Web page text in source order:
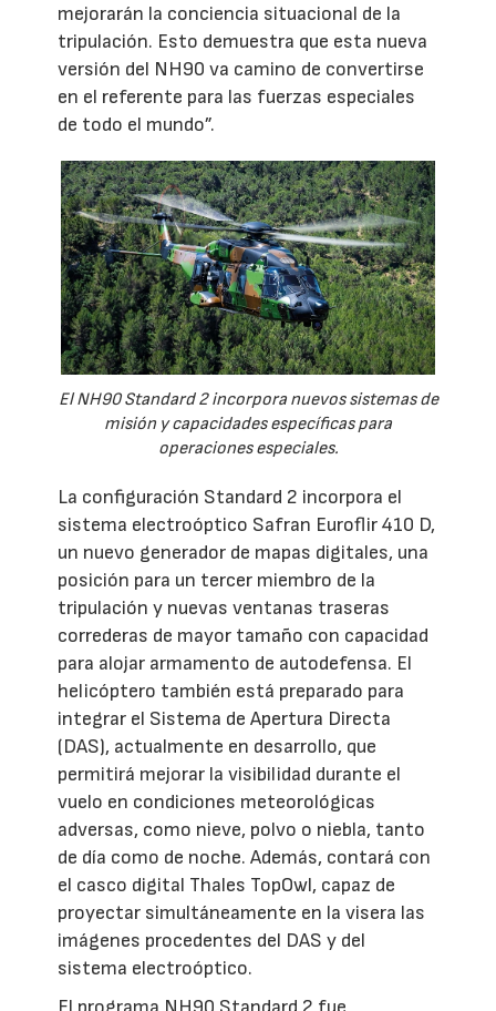
mejorarán la conciencia situacional de la
tripulación. Esto demuestra que esta nueva
versión del NH90 va camino de convertirse
en el referente para las fuerzas especiales
de todo el mundo”.
El NH90 Standard 2 incorpora nuevos sistemas de
misión y capacidades específicas para
operaciones especiales.
La configuración Standard 2 incorpora el
sistema electroóptico Safran Euroflir 410 D,
un nuevo generador de mapas digitales, una
posición para un tercer miembro de la
tripulación y nuevas ventanas traseras
correderas de mayor tamaño con capacidad
para alojar armamento de autodefensa. El
helicóptero también está preparado para
integrar el Sistema de Apertura Directa
(DAS), actualmente en desarrollo, que
permitirá mejorar la visibilidad durante el
vuelo en condiciones meteorológicas
adversas, como nieve, polvo o niebla, tanto
de día como de noche. Además, contará con
el casco digital Thales TopOwl, capaz de
proyectar simultáneamente en la visera las
imágenes procedentes del DAS y del
sistema electroóptico.